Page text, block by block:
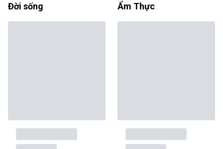
Đời sống Ẩm Thực